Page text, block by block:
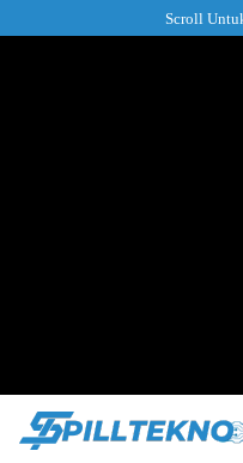
ke
Scroll